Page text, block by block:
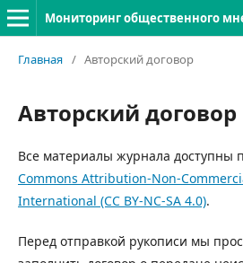
Главная / Авторский договор
Авторский договор
Все материалы журнала доступны
Commons Attribution-Non-
International (CC BY-NC-SA 4.0).
Перед отправкой рукописи мы